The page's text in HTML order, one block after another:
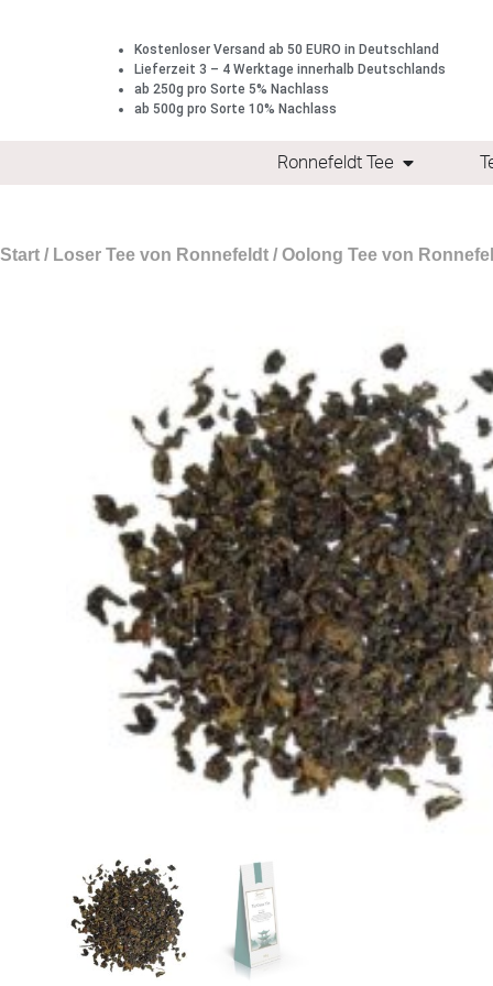
Kostenloser Versand ab 50 EURO in Deutschland
Lieferzeit 3 – 4 Werktage innerhalb Deutschlands
ab 250g pro Sorte 5% Nachlass
ab 500g pro Sorte 10% Nachlass
Ronnefeldt Tee
Start / Loser Tee von Ronnefeldt / Oolong Tee von